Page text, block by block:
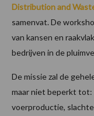
Distribution and
samenvat. De
van kansen en
bedrijven in de
De missie zal de
maar niet beperkt
voerproductie,